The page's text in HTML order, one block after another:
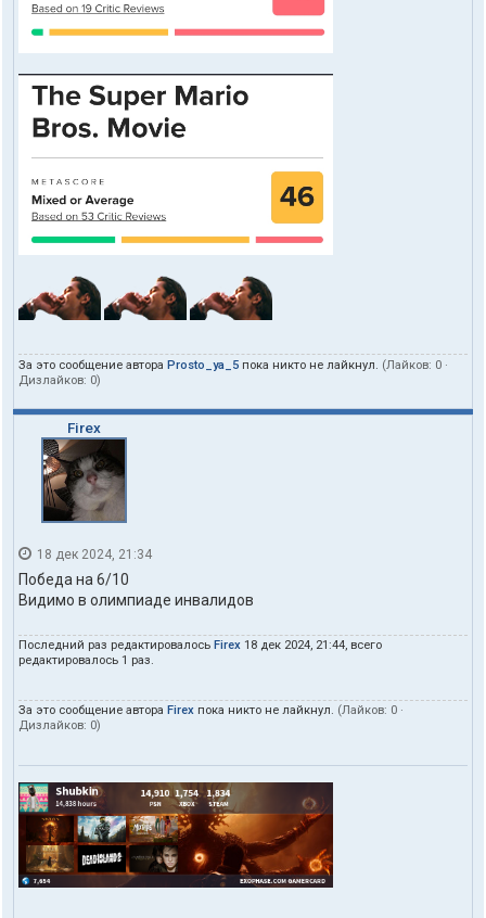
За это сообщение автора Prosto_ya_5 пока никто не лайкнул. (Лайков: 0 ·
Дизлайков: 0)
Firex
18 дек 2024, 21:34
Победа на 6/10
Видимо в олимпиаде инвалидов
Последний раз редактировалось Firex 18 дек 2024, 21:44, всего
редактировалось 1 раз.
За это сообщение автора Firex пока никто не лайкнул. (Лайков: 0 ·
Дизлайков: 0)